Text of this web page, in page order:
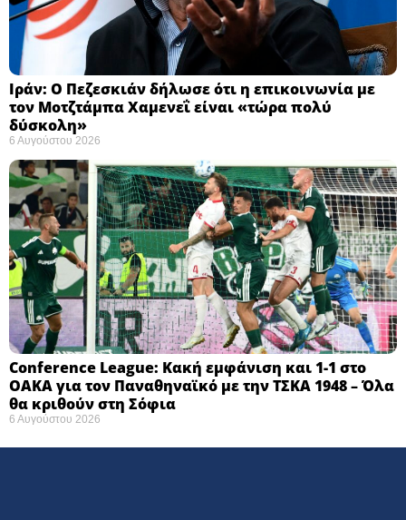
Ιράν: Ο Πεζεσκιάν δήλωσε ότι η επικοινωνία με
τον Μοτζτάμπα Χαμενεΐ είναι «τώρα πολύ
δύσκολη» ​
6 Αυγούστου 2026
Conference League: Κακή εμφάνιση και 1-1 στο
ΟΑΚΑ για τον Παναθηναϊκό με την ΤΣΚΑ 1948 – Όλα
θα κριθούν στη Σόφια ​
6 Αυγούστου 2026